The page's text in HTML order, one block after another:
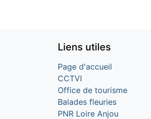
Liens utiles
Page d'accueil
CCTVI
Office de tourisme
Balades fleuries
PNR Loire Anjou